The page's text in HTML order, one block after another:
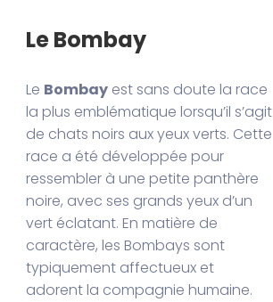
Le Bombay
Le Bombay est sans doute la race
la plus emblématique lorsqu’il s’agit
de chats noirs aux yeux verts. Cette
race a été développée pour
ressembler à une petite panthère
noire, avec ses grands yeux d’un
vert éclatant. En matière de
caractère, les Bombays sont
typiquement affectueux et
adorent la compagnie humaine.